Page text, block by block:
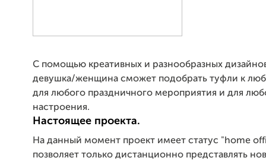
С помощью креативных и разнообразных
девушка/женщина сможет подобрать туфли к
для любого праздничного мероприятия и для
настроения.
Настоящее проекта.
На данный момент проект имеет статус "home
позволяет только дистанционно представлять